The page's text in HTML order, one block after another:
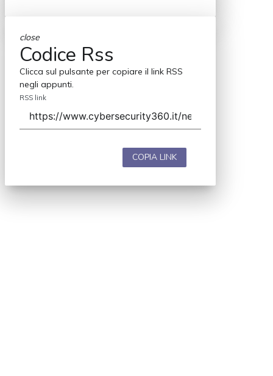
close
Codice Rss
Clicca sul pulsante per copiare il link RSS
negli appunti.
RSS link
COPIA LINK